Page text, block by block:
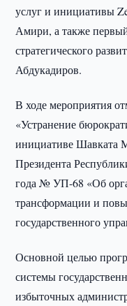
услуг и инициативы
Амири, а также первый
стратегического
Абдукадиров.
В ходе мероприятия
«Устранение
инициативе Шавката
Президента
года № УП-68 «Об
трансформации и
государственного
Основной целью
системы
избыточных